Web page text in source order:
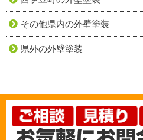
その他県内の外壁塗装
県外の外壁塗装